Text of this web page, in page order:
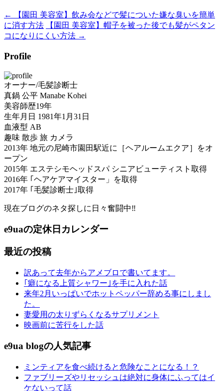
←
【園田 美容室】飲み会などで髪についた嫌な臭いを簡単
に消す方法
【園田 美容室】帽子を被った後でも髪がペタン
コになりにくい方法 →
Profile
オーナー/毛髪診断士
真鍋 公平 Manabe Kohei
美容師歴19年
生年月日 1981年1月31日
血液型 AB
趣味 散歩 旅 カメラ
2013年 地元の尼崎市園田駅近に［ヘアルームエクア］をオ
ープン
2015年 エステシモヘッドスパ シニアビューティスト取得
2016年 ｢ヘアケアマイスター」を取得
2017年 ｢毛髪診断士｣取得
現在ブログのネタ探しに日々奮闘中‼︎
e9uaの定休日カレンダー
最近の投稿
訳あって去年からアメブロで書いてます。
｢癖になる上質シャワー｣を手に入れた話
来年2月いっぱいでホットペッパー辞める事にしまし
た。
妻愛用の太りずらくなるサプリメント
映画前に苦行をした話
e9ua blogの人気記事
ミンティアを食べ続けると危険なことになる！？
ファブリーズやリセッシュは絶対に身体にふってはイ
ケないって話